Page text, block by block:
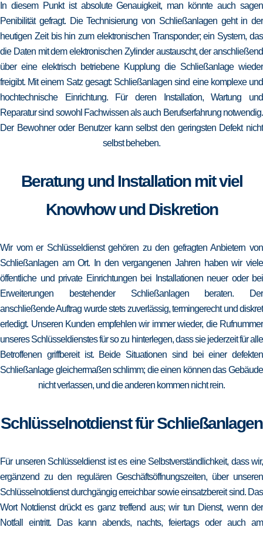
In diesem Punkt ist absolute Genauigkeit, man könnte auch sagen
Penibilität gefragt. Die Technisierung von Schließanlagen geht in der
heutigen Zeit bis hin zum elektronischen Transponder; ein System, das
die Daten mit dem elektronischen Zylinder austauscht, der anschließend
über eine elektrisch betriebene Kupplung die Schließanlage wieder
freigibt. Mit einem Satz gesagt: Schließanlagen sind eine komplexe und
hochtechnische Einrichtung. Für deren Installation, Wartung und
Reparatur sind sowohl Fachwissen als auch Berufserfahrung notwendig.
Der Bewohner oder Benutzer kann selbst den geringsten Defekt nicht
selbst beheben.
Beratung und Installation mit viel
Knowhow und Diskretion
Wir vom er Schlüsseldienst gehören zu den gefragten Anbietern von
Schließanlagen am Ort. In den vergangenen Jahren haben wir viele
öffentliche und private Einrichtungen bei Installationen neuer oder bei
Erweiterungen bestehender Schließanlagen beraten. Der
anschließende Auftrag wurde stets zuverlässig, termingerecht und diskret
erledigt. Unseren Kunden empfehlen wir immer wieder, die Rufnummer
unseres Schlüsseldienstes für so zu hinterlegen, dass sie jederzeit für alle
Betroffenen griffbereit ist. Beide Situationen sind bei einer defekten
Schließanlage gleichermaßen schlimm; die einen können das Gebäude
nicht verlassen, und die anderen kommen nicht rein.
Schlüsselnotdienst für Schließanlagen
Für unseren Schlüsseldienst ist es eine Selbstverständlichkeit, dass wir,
ergänzend zu den regulären Geschäftsöffnungszeiten, über unseren
Schlüsselnotdienst durchgängig erreichbar sowie einsatzbereit sind. Das
Wort Notdienst drückt es ganz treffend aus; wir tun Dienst, wenn der
Notfall eintritt. Das kann abends, nachts, feiertags oder auch am